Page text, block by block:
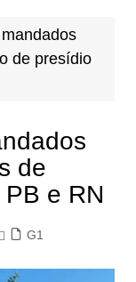
de presídio
de
e RN
G1